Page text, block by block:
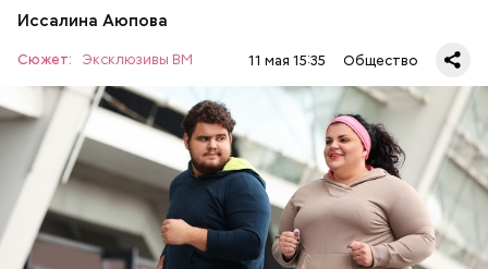
Иссалина Аюпова
Сюжет: Эксклюзивы ВМ 11 мая 15:35 Общество